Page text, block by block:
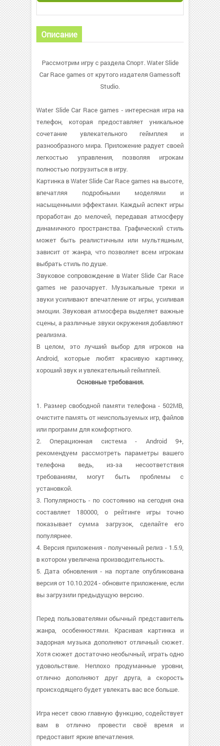
Описание
Рассмотрим игру с раздела Спорт. Water Slide
Car Race games от крутого издателя Gamessoft
Studio.
Water Slide Car Race games - интересная игра на
телефон, которая предоставляет уникальное
сочетание увлекательного геймплея и
разнообразного мира. Приложение радует своей
легкостью управления, позволяя игрокам
полностью погрузиться в игру.
Картинка в Water Slide Car Race games на высоте,
впечатляя подробными моделями и
насыщенными эффектами. Каждый аспект игры
проработан до мелочей, передавая атмосферу
динамичного пространства. Графический стиль
может быть реалистичным или мультяшным,
зависит от жанра, что позволяет всем игрокам
выбрать стиль по душе.
Звуковое сопровождение в Water Slide Car Race
games не разочарует. Музыкальные треки и
звуки усиливают впечатление от игры, усиливая
эмоции. Звуковая атмосфера выделяет важные
сцены, а различные звуки окружения добавляют
реализма.
В целом, это лучший выбор для игроков на
Android, которые любят красивую картинку,
хороший звук и увлекательный геймплей.
Основные требования.
1. Размер свободной памяти телефона - 502MB,
очистите память от неиспользуемых игр, файлов
или программ для комфортного.
2. Операционная система - Android 9+,
рекомендуем рассмотреть параметры вашего
телефона ведь, из-за несоответствия
требованиям, могут быть проблемы с
установкой.
3. Популярность - по состоянию на сегодня она
составляет 180000, о рейтинге игры точно
показывает сумма загрузок, сделайте его
популярнее.
4. Версия приложения - полученный релиз - 1.5.9,
в котором увеличена производительность.
5. Дата обновления - на портале опубликована
версия от 10.10.2024 - обновите приложение, если
вы загрузили предыдущую версию.
Перед пользователями обычный представитель
жанра, особенностями. Красивая картинка и
задорная музыка дополняют отличный сюжет.
Хотя сюжет достаточно необычный, играть одно
удовольствие. Неплохо продуманные уровни,
отлично дополняют друг друга, а скорость
происходящего будет увлекать вас все больше.
Игра несет свою главную функцию, содействует
вам в отлично провести своё время и
предоставит яркие впечатления.